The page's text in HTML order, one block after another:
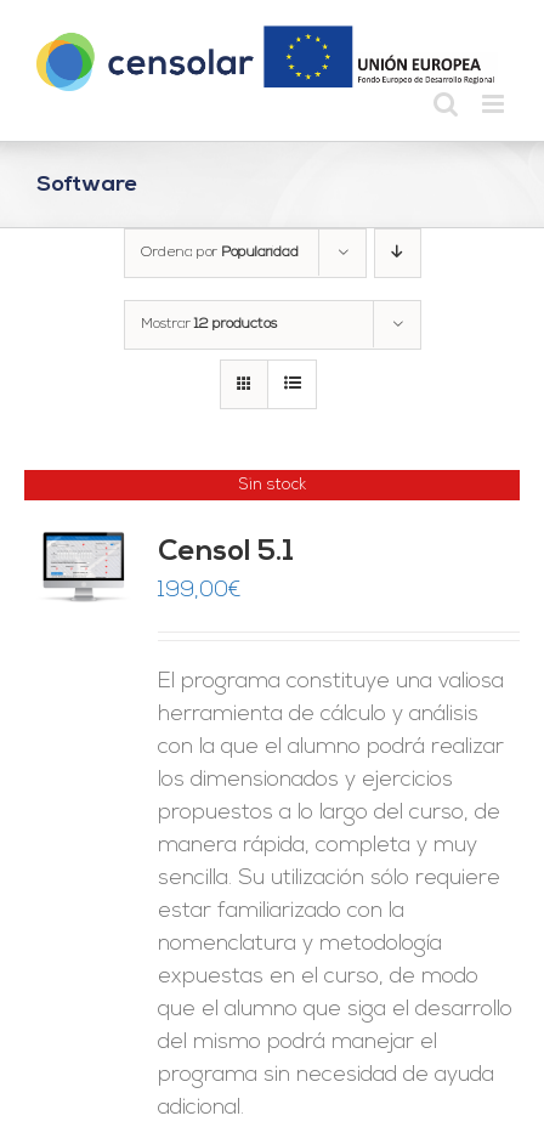
contenido
Software
Ordena por Popularidad
Mostrar12 productos
Sin stock
Censol 5.1
199,00€
El programa constituye una valiosa
herramienta de cálculo y análisis
con la que el alumno podrá realizar
los dimensionados y ejercicios
propuestos a lo largo del curso, de
manera rápida, completa y muy
sencilla. Su utilización sólo requiere
estar familiarizado con la
nomenclatura y metodología
expuestas en el curso, de modo
que el alumno que siga el desarrollo
del mismo podrá manejar el
programa sin necesidad de ayuda
adicional.